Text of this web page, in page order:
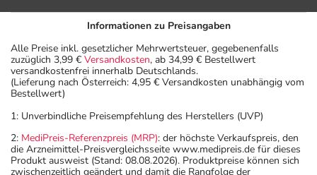
Informationen zu Preisangaben
Alle Preise inkl. gesetzlicher Mehrwertsteuer, gegebenenfalls
zuzüglich 3,99 € Versandkosten, ab 34,99 € Bestellwert
versandkostenfrei innerhalb Deutschlands.
(Lieferung nach Österreich: 4,95 € Versandkosten unabhängig vom
Bestellwert)
1: Unverbindliche Preisempfehlung des Herstellers (UVP)
2: MediPreis-Referenzpreis (MRP): der höchste Verkaufspreis, den
die Arzneimittel-Preisvergleichsseite www.medipreis.de für dieses
Produkt ausweist (Stand: 08.08.2026). Produktpreise können sich
zwischenzeitlich geändert und damit die Rangfolge der